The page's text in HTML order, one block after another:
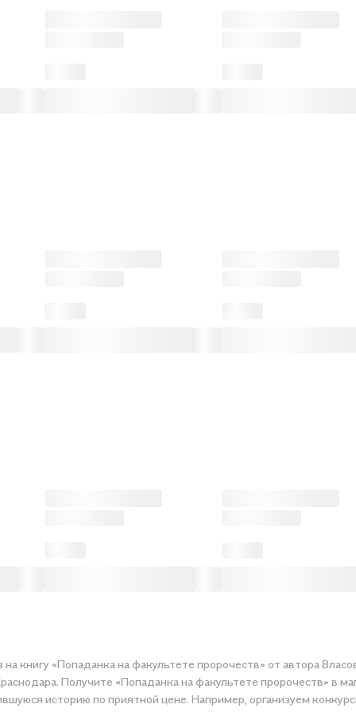
книгу «Попаданка на факультете пророчеств» от автора
Получите «Попаданка на факультете пророчеств» в
историю по приятной цене. Например, организуем